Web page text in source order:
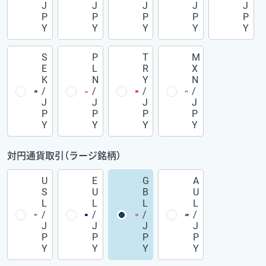
J
P
Y
J
P
Y
J
P
Y
J
P
Y
J
P
Y
S
E
K
/
J
P
Y
P
L
N
/
J
P
Y
T
R
Y
/
J
P
Y
M
X
N
/
J
P
Y
対円通貨取引（ラージ銘柄）
U
S
L
/
J
P
Y
E
U
L
/
J
P
Y
G
B
L
/
J
P
Y
A
U
L
/
J
P
Y